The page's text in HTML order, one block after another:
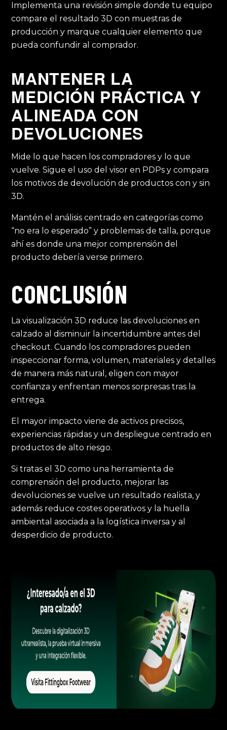
Implementa una revisión simple donde tu equipo
compare el resultado 3D con muestras de
producción y marque cualquier elemento que
pueda confundir al comprador.
MANTENER LA
MEDICIÓN PRÁCTICA Y
ALINEADA CON
DEVOLUCIONES
Mide lo que hacen los compradores y lo que
vuelve. Sigue el uso del visor en PDPs y compara
los motivos de devolución de productos con y sin
3D.
Mantén el análisis centrado en categorías como
“no era lo esperado” y problemas de talla, porque
ahí es donde una mejor comprensión del
producto debería verse primero.
CONCLUSIÓN
La visualización 3D reduce las devoluciones en
calzado al disminuir la incertidumbre antes del
checkout. Cuando los compradores pueden
inspeccionar forma, volumen, materiales y detalles
de manera más natural, eligen con mayor
confianza y enfrentan menos sorpresas tras la
entrega.
El mayor impacto viene de activos precisos,
experiencias rápidas y un despliegue centrado en
productos de alto riesgo.
Si tratas el 3D como una herramienta de
comprensión del producto, mejorar las
devoluciones se vuelve un resultado realista, y
además reduce costes operativos y la huella
ambiental asociada a la logística inversa y al
desperdicio de producto.